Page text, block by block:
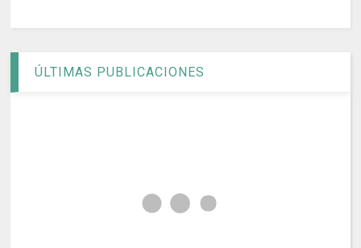
ÚLTIMAS PUBLICACIONES